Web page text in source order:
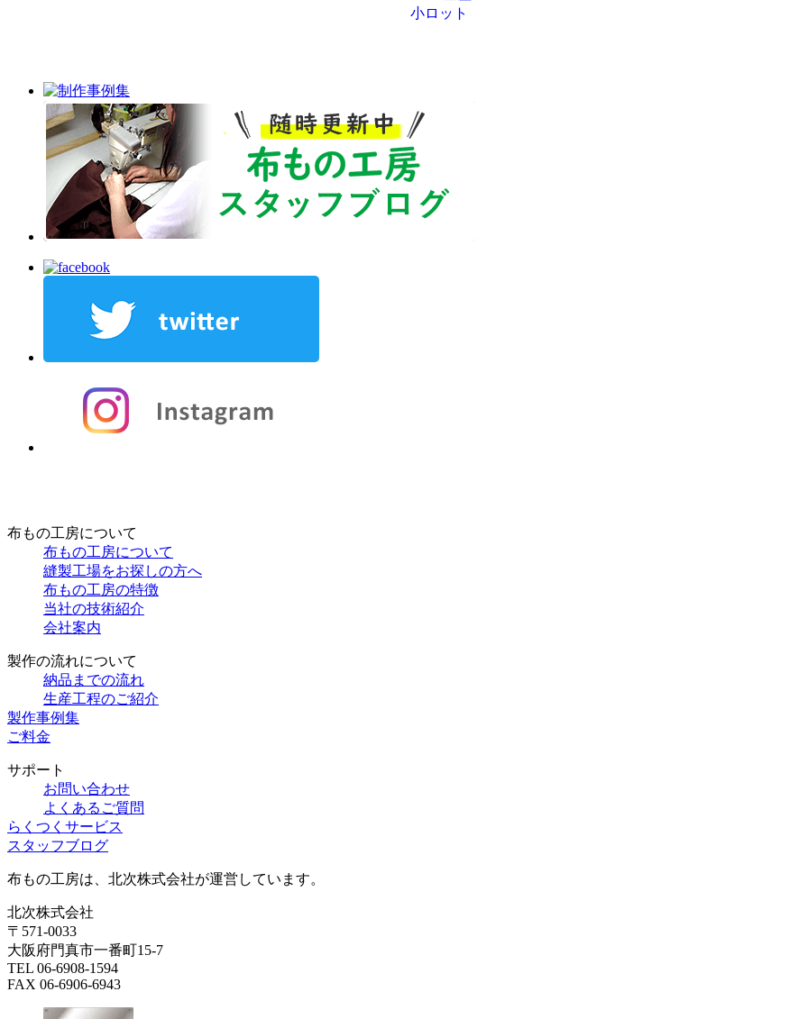
布もの工房について
布もの工房について
縫製工場をお探しの方へ
布もの工房の特徴
当社の技術紹介
会社案内
製作の流れについて
納品までの流れ
生産工程のご紹介
製作事例集
ご料金
サポート
お問い合わせ
よくあるご質問
らくつくサービス
スタッフブログ
布もの工房は、北次株式会社が運営しています。
北次株式会社
〒571-0033
大阪府門真市一番町15-7
TEL 06-6908-1594
FAX 06-6906-6943